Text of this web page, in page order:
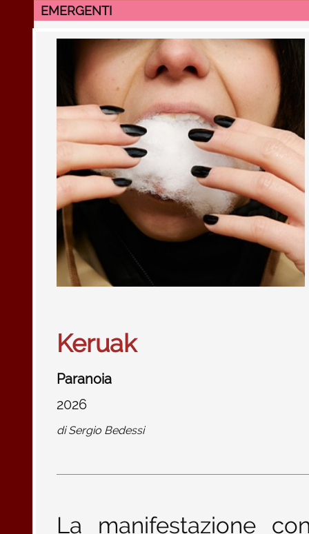
EMERGENTI
Keruak
Paranoia
2026
diSergio Bedessi
La manifestazione